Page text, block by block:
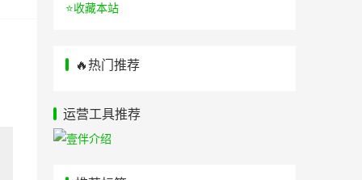
⭐️收藏本站
🔥热门推荐
运营工具推荐